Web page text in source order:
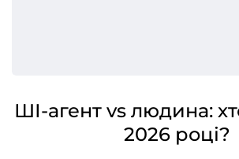
ШІ-агент vs людина:
2026 році?